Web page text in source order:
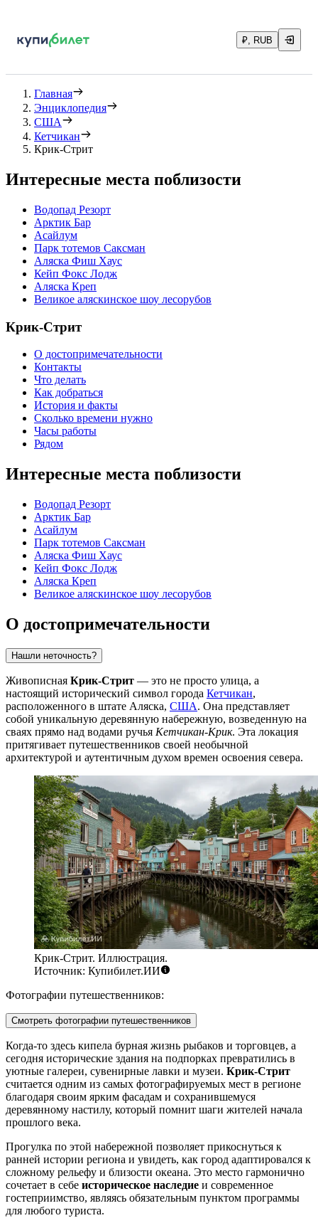
₽, RUB
Главная
Энциклопедия
США
Кетчикан
Крик-Стрит
Интересные места поблизости
Водопад Резорт
Арктик Бар
Асайлум
Парк тотемов Саксман
Аляска Фиш Хаус
Кейп Фокс Лодж
Аляска Креп
Великое аляскинское шоу лесорубов
Крик-Стрит
О достопримечательности
Контакты
Что делать
Как добраться
История и факты
Сколько времени нужно
Часы работы
Рядом
Интересные места поблизости
Водопад Резорт
Арктик Бар
Асайлум
Парк тотемов Саксман
Аляска Фиш Хаус
Кейп Фокс Лодж
Аляска Креп
Великое аляскинское шоу лесорубов
О достопримечательности
Нашли неточность?
Живописная Крик-Стрит — это не просто улица, а
настоящий исторический символ города Кетчикан,
расположенного в штате Аляска, США. Она представляет
собой уникальную деревянную набережную, возведенную на
сваях прямо над водами ручья Кетчикан-Крик. Эта локация
притягивает путешественников своей необычной
архитектурой и аутентичным духом времен освоения севера.
Крик-Стрит. Иллюстрация.
Источник: Купибилет.ИИ
Фотографии путешественников:
Смотреть фотографии путешественников
Когда-то здесь кипела бурная жизнь рыбаков и торговцев, а
сегодня исторические здания на подпорках превратились в
уютные галереи, сувенирные лавки и музеи. Крик-Стрит
считается одним из самых фотографируемых мест в регионе
благодаря своим ярким фасадам и сохранившемуся
деревянному настилу, который помнит шаги жителей начала
прошлого века.
Прогулка по этой набережной позволяет прикоснуться к
ранней истории региона и увидеть, как город адаптировался к
сложному рельефу и близости океана. Это место гармонично
сочетает в себе историческое наследие и современное
гостеприимство, являясь обязательным пунктом программы
для любого туриста.